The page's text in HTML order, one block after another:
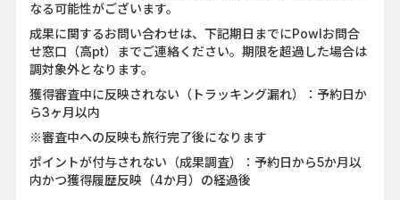
なる可能性がございます。
成果に関するお問い合わせは、下記期日までにPowlお問合
せ窓口（高pt）までご連絡ください。期限を超過した場合は
調対象外となります。
獲得審査中に反映されない（トラッキング漏れ）：予約日か
ら3ヶ月以内
※審査中への反映も旅行完了後になります
ポイントが付与されない（成果調査）：予約日から5か月以
内かつ獲得履歴反映（4か月）の経過後